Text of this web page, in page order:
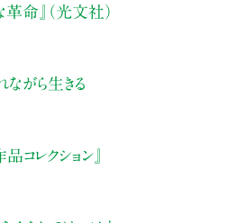
命』（光文社）
ながら生きる
レクション』